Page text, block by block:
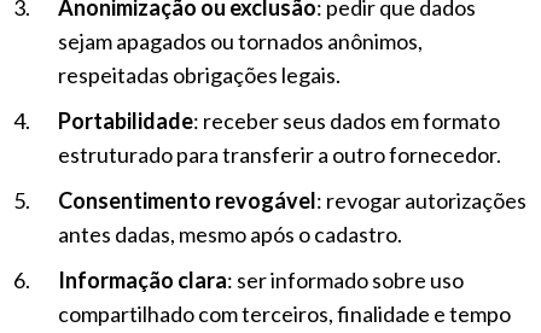
Anonimização ou exclusão: pedir que dados
sejam apagados ou tornados anônimos,
respeitadas obrigações legais.
Portabilidade: receber seus dados em formato
estruturado para transferir a outro fornecedor.
Consentimento revogável: revogar autorizações
antes dadas, mesmo após o cadastro.
Informação clara: ser informado sobre uso
compartilhado com terceiros, finalidade e tempo